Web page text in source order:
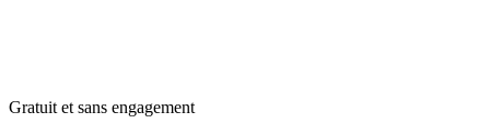
Gratuit et sans engagement